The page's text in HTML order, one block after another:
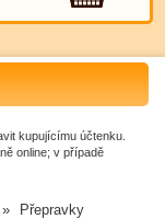
kupujícímu účtenku.
online; v případě
Přepravky